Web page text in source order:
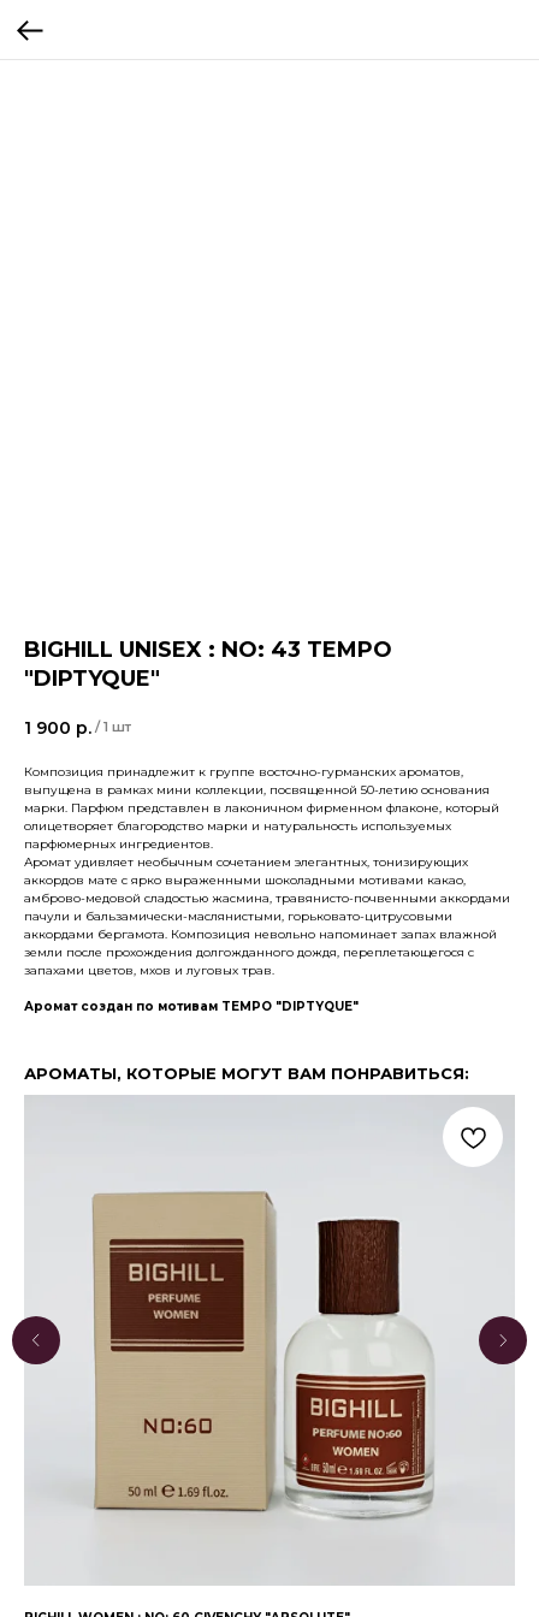
BIGHILL UNISEX : NO: 43 TEMPO
"DIPTYQUE"
1 900 р. / 1 шт
Композиция принадлежит к группе восточно-гурманских ароматов,
выпущена в рамках мини коллекции, посвященной 50-летию основания
марки. Парфюм представлен в лаконичном фирменном флаконе, который
олицетворяет благородство марки и натуральность используемых
парфюмерных ингредиентов.
Аромат удивляет необычным сочетанием элегантных, тонизирующих
аккордов мате с ярко выраженными шоколадными мотивами какао,
амброво-медовой сладостью жасмина, травянисто-почвенными аккордами
пачули и бальзамически-маслянистыми, горьковато-цитрусовыми
аккордами бергамота. Композиция невольно напоминает запах влажной
земли после прохождения долгожданного дождя, переплетающегося с
запахами цветов, мхов и луговых трав.
Аромат создан по мотивам TEMPO "DIPTYQUE"
АРОМАТЫ, КОТОРЫЕ МОГУТ ВАМ ПОНРАВИТЬСЯ: